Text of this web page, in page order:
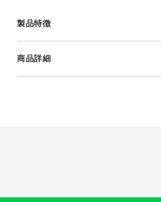
製品特徴
商品詳細